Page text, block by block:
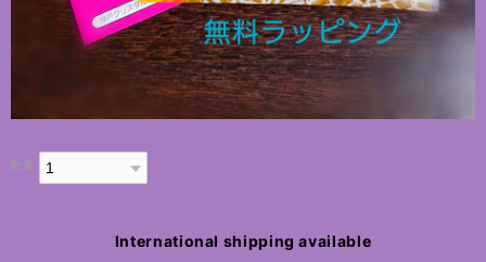
数量
International shipping available